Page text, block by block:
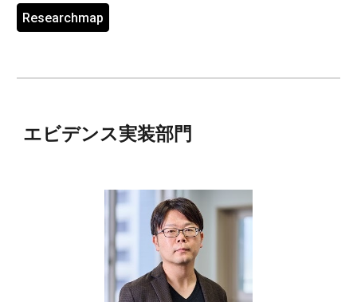
Researchmap
エビデンス実装部門